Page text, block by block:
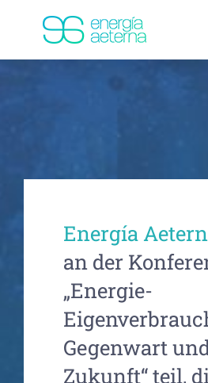
Energía
an der
„Energie-
Gegenwart
Zukunft“ teil,